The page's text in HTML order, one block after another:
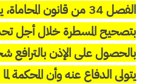
الفصل 34 من قانون
بتصحيح المسطرة خلال أجل
بالحصول على الإذن
يتولى الدفاع عنه وأن